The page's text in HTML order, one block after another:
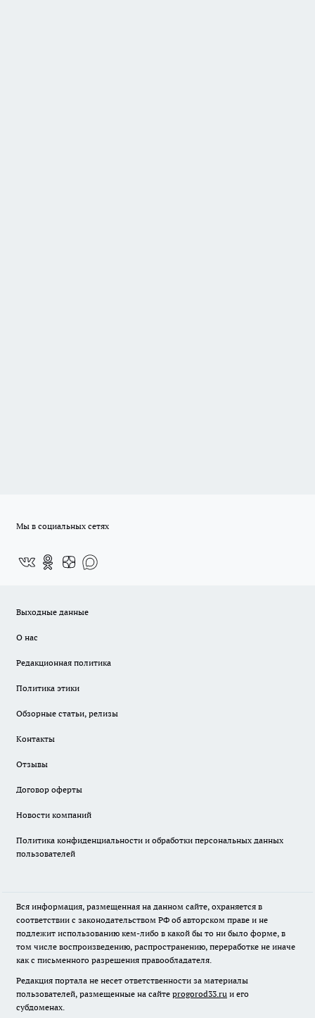
Мы в социальных сетях
Выходные данные
О нас
Редакционная политика
Политика этики
Обзорные статьи, релизы
Контакты
Отзывы
Договор оферты
Новости компаний
Политика конфиденциальности и обработки персональных данных
пользователей
Вся информация, размещенная на данном сайте, охраняется в
соответствии с законодательством РФ об авторском праве и не
подлежит использованию кем-либо в какой бы то ни было форме, в
том числе воспроизведению, распространению, переработке не иначе
как с письменного разрешения правообладателя.
Редакция портала не несет ответственности за материалы
пользователей, размещенные на сайте progorod33.ru и его
субдоменах.